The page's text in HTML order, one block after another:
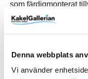
Denna webbplats
Vi använder
som färdigmonterat
arbetsljus. Stow är
installation, den
krav på estetik,